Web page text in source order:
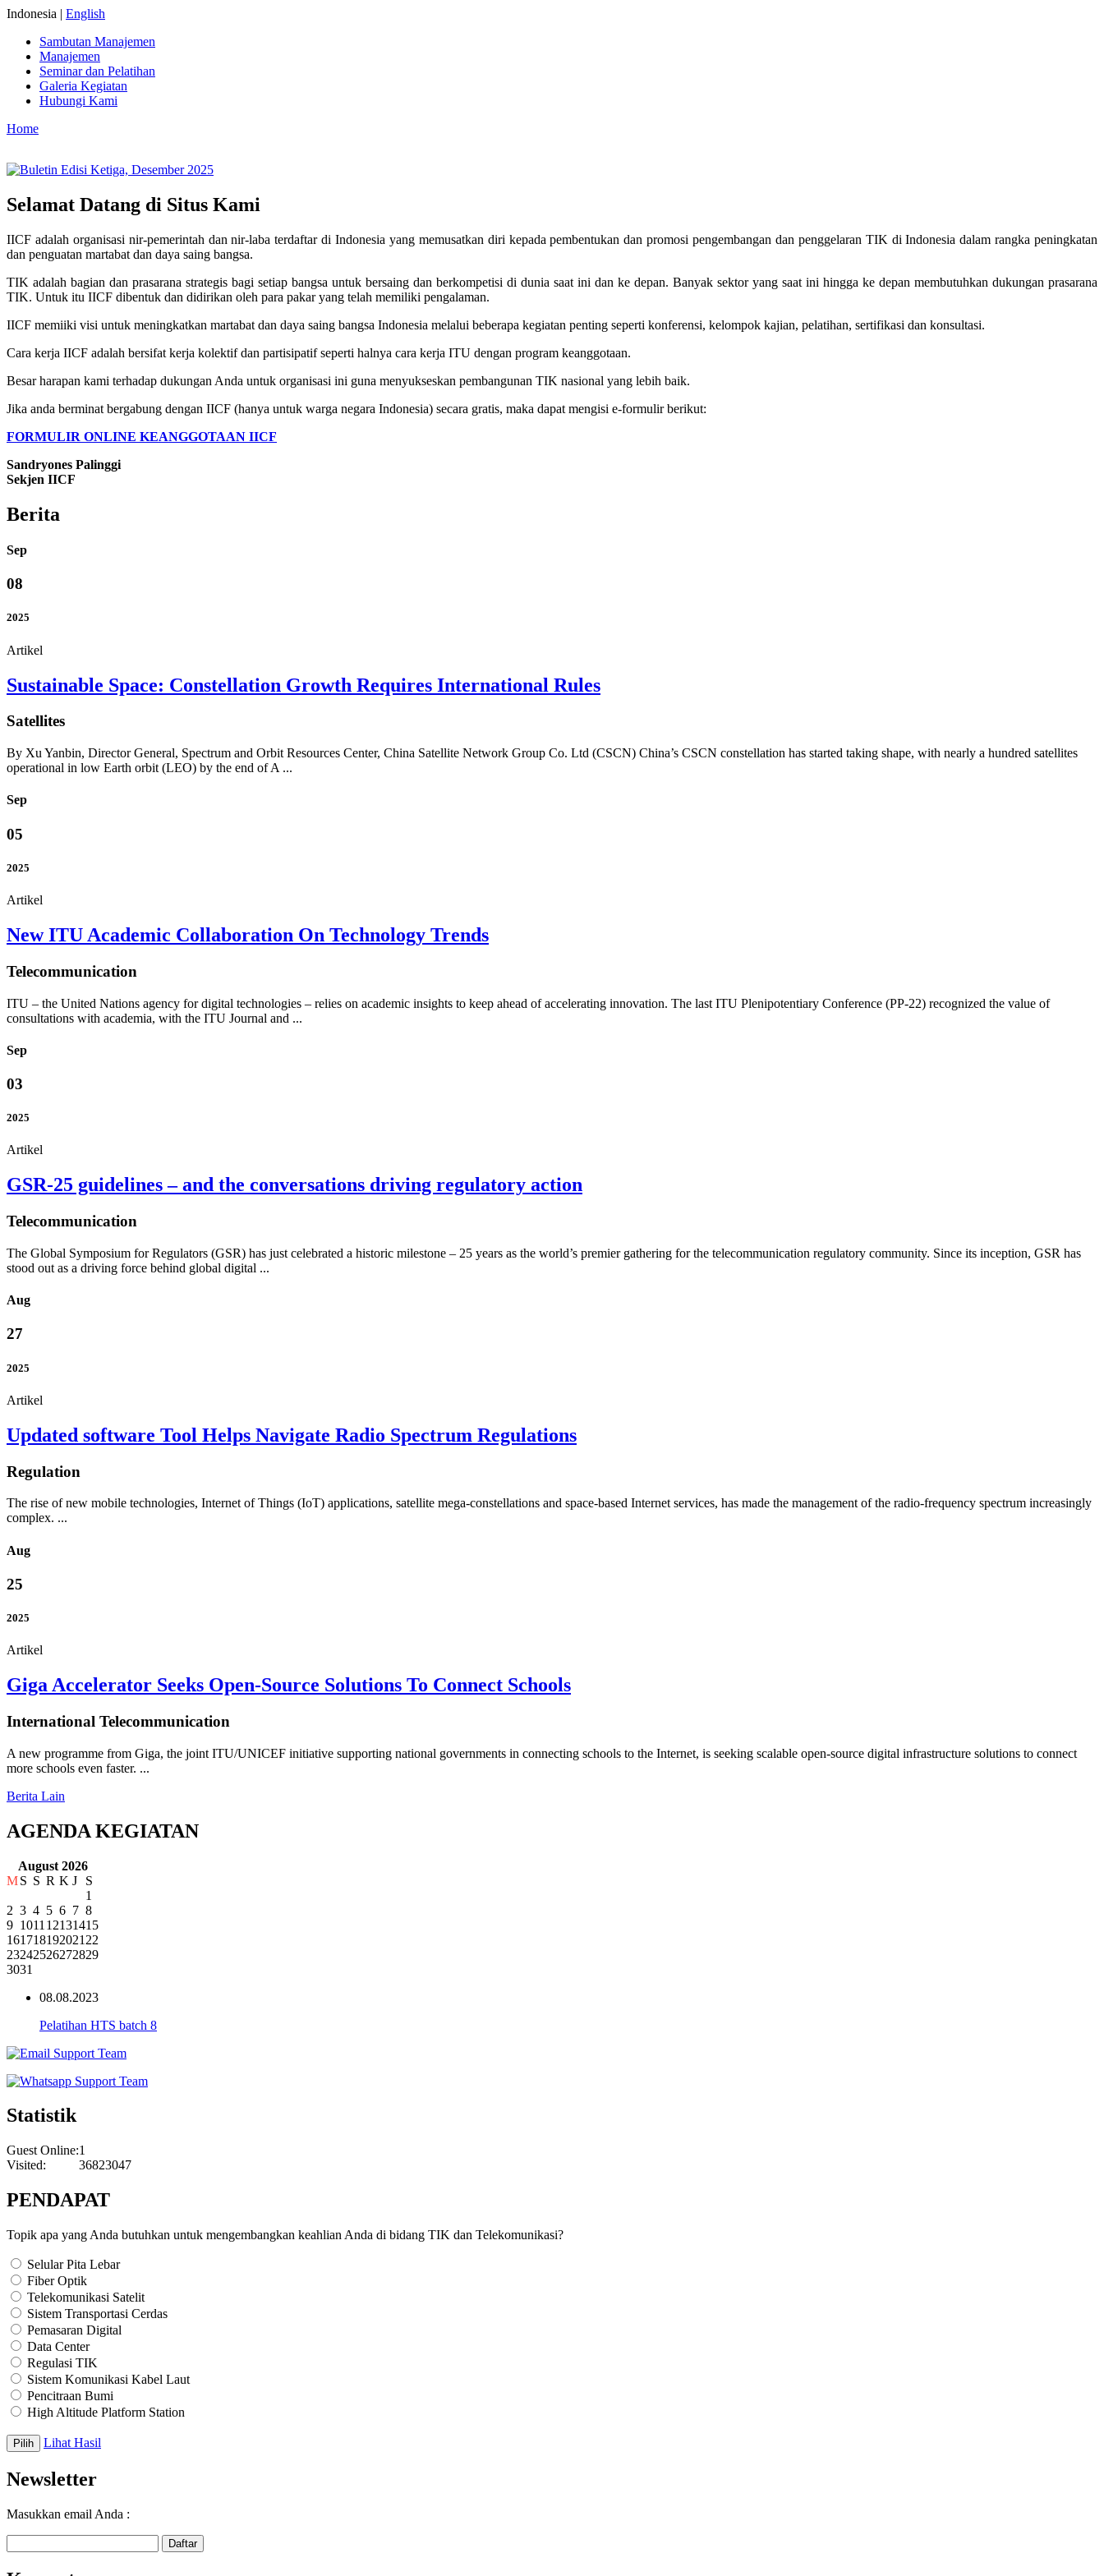
Indonesia | English
Sambutan Manajemen
Manajemen
Seminar dan Pelatihan
Galeria Kegiatan
Hubungi Kami
Home
Selamat Datang di Situs Kami
IICF adalah organisasi nir-pemerintah dan nir-laba terdaftar di Indonesia yang memusatkan diri kepada pembentukan dan promosi pengembangan dan penggelaran TIK di Indonesia dalam rangka peningkatan
dan penguatan martabat dan daya saing bangsa.
TIK adalah bagian dan prasarana strategis bagi setiap bangsa untuk bersaing dan berkompetisi di dunia saat ini dan ke depan. Banyak sektor yang saat ini hingga ke depan membutuhkan dukungan prasarana
TIK. Untuk itu IICF dibentuk dan didirikan oleh para pakar yang telah memiliki pengalaman.
IICF memiiki visi untuk meningkatkan martabat dan daya saing bangsa Indonesia melalui beberapa kegiatan penting seperti konferensi, kelompok kajian, pelatihan, sertifikasi dan konsultasi.
Cara kerja IICF adalah bersifat kerja kolektif dan partisipatif seperti halnya cara kerja ITU dengan program keanggotaan.
Besar harapan kami terhadap dukungan Anda untuk organisasi ini guna menyukseskan pembangunan TIK nasional yang lebih baik.
Jika anda berminat bergabung dengan IICF (hanya untuk warga negara Indonesia) secara gratis, maka dapat mengisi e-formulir berikut:
FORMULIR ONLINE KEANGGOTAAN IICF
Sandryones Palinggi
Sekjen IICF
Berita
Sep
08
2025
Artikel
Sustainable Space: Constellation Growth Requires International Rules
Satellites
By Xu Yanbin, Director General, Spectrum and Orbit Resources Center, China Satellite Network Group Co. Ltd (CSCN) China’s CSCN constellation has started taking shape, with nearly a hundred satellites
operational in low Earth orbit (LEO) by the end of A ...
Sep
05
2025
Artikel
New ITU Academic Collaboration On Technology Trends
Telecommunication
ITU – the United Nations agency for digital technologies – relies on academic insights to keep ahead of accelerating innovation. The last ITU Plenipotentiary Conference (PP-22) recognized the value of
consultations with academia, with the ITU Journal and ...
Sep
03
2025
Artikel
GSR-25 guidelines – and the conversations driving regulatory action
Telecommunication
The Global Symposium for Regulators (GSR) has just celebrated a historic milestone – 25 years as the world’s premier gathering for the telecommunication regulatory community. Since its inception, GSR has
stood out as a driving force behind global digital ...
Aug
27
2025
Artikel
Updated software Tool Helps Navigate Radio Spectrum Regulations
Regulation
The rise of new mobile technologies, Internet of Things (IoT) applications, satellite mega-constellations and space-based Internet services, has made the management of the radio-frequency spectrum increasingly
complex. ...
Aug
25
2025
Artikel
Giga Accelerator Seeks Open-Source Solutions To Connect Schools
International Telecommunication
A new programme from Giga, the joint ITU/UNICEF initiative supporting national governments in connecting schools to the Internet, is seeking scalable open-source digital infrastructure solutions to connect
more schools even faster. ...
Berita Lain
AGENDA KEGIATAN
August 2026
MS S R K J
S
1
2 3 4 5 6 7 8
9 1011 12131415
161718192021 22
23242526272829
3031
08.08.2023
Pelatihan HTS batch 8
Statistik
Guest Online:1
Visited:
36823047
PENDAPAT
Topik apa yang Anda butuhkan untuk mengembangkan keahlian Anda di bidang TIK dan Telekomunikasi?
Selular Pita Lebar
Fiber Optik
Telekomunikasi Satelit
Sistem Transportasi Cerdas
Pemasaran Digital
Data Center
Regulasi TIK
Sistem Komunikasi Kabel Laut
Pencitraan Bumi
High Altitude Platform Station
Lihat Hasil
Newsletter
Masukkan email Anda :